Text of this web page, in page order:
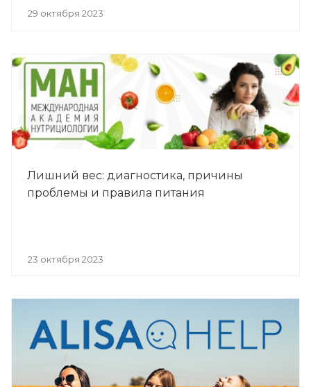
29 октября 2023
Лишний вес: диагностика, причины
проблемы и правила питания
23 октября 2023